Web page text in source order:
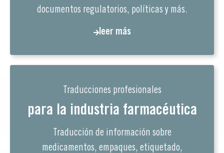
documentos regulatorios, políticas y más.
leer más
Traducciones profesionales
para la industria farmacéutica
Traducción de información sobre
medicamentos, empaques, etiquetado,